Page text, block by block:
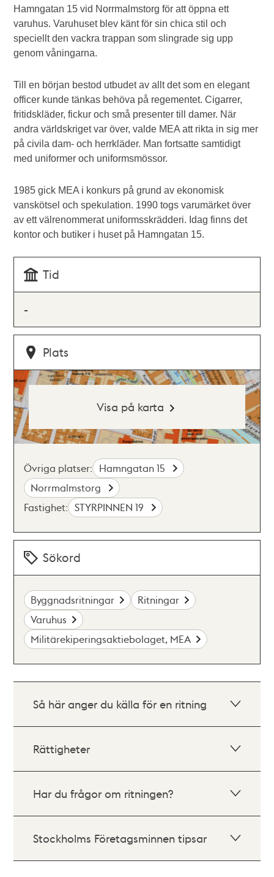
Hamngatan 15 vid Norrmalmstorg för att öppna ett
varuhus. Varuhuset blev känt för sin chica stil och
speciellt den vackra trappan som slingrade sig upp
genom våningarna.
Till en början bestod utbudet av allt det som en elegant
officer kunde tänkas behöva på regementet. Cigarrer,
fritidskläder, fickur och små presenter till damer. När
andra världskriget var över, valde MEA att rikta in sig mer
på civila dam- och herrkläder. Man fortsatte samtidigt
med uniformer och uniformsmössor.
1985 gick MEA i konkurs på grund av ekonomisk
vanskötsel och spekulation. 1990 togs varumärket över
av ett välrenommerat uniformsskrädderi. Idag finns det
kontor och butiker i huset på Hamngatan 15.
Tid
-
Plats
Visa på karta
Övriga platser: Hamngatan 15
Norrmalmstorg
Fastighet: STYRPINNEN 19
Sökord
Byggnadsritningar
Ritningar
Varuhus
Militärekiperingsaktiebolaget, MEA
Så här anger du källa för en ritning
Rättigheter
Har du frågor om ritningen?
Stockholms Företagsminnen tipsar